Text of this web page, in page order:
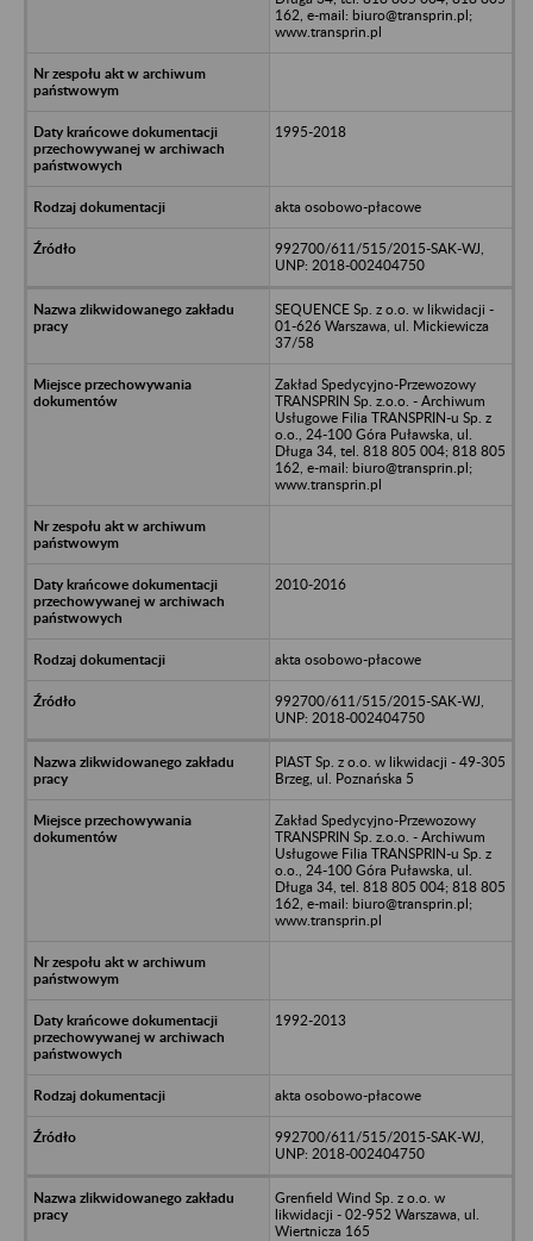
162, e-mail: biuro@transprin.pl;
www.transprin.pl
1995-2018
akta osobowo-płacowe
992700/611/515/2015-SAK-WJ,
UNP: 2018-002404750
SEQUENCE Sp. z o.o. w likwidacji -
01-626 Warszawa, ul. Mickiewicza
37/58
Zakład Spedycyjno-Przewozowy
TRANSPRIN Sp. z.o.o. - Archiwum
Usługowe Filia TRANSPRIN-u Sp. z
o.o., 24-100 Góra Puławska, ul.
Długa 34, tel. 818 805 004; 818 805
162, e-mail: biuro@transprin.pl;
www.transprin.pl
2010-2016
akta osobowo-płacowe
992700/611/515/2015-SAK-WJ,
UNP: 2018-002404750
PIAST Sp. z o.o. w likwidacji - 49-305
Brzeg, ul. Poznańska 5
Zakład Spedycyjno-Przewozowy
TRANSPRIN Sp. z.o.o. - Archiwum
Usługowe Filia TRANSPRIN-u Sp. z
o.o., 24-100 Góra Puławska, ul.
Długa 34, tel. 818 805 004; 818 805
162, e-mail: biuro@transprin.pl;
www.transprin.pl
1992-2013
akta osobowo-płacowe
992700/611/515/2015-SAK-WJ,
UNP: 2018-002404750
Grenfield Wind Sp. z o.o. w
likwidacji - 02-952 Warszawa, ul.
Wiertnicza 165